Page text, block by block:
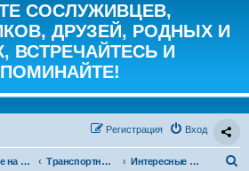
СОСЛУЖИВЦЕВ,
ДРУЗЕЙ, РОДНЫХ И
ВСТРЕЧАЙТЕСЬ И
Вход
Регистрация
Общение на свободные темы Транспортный вопрос. АвтоФорум Интересные и необычные авто